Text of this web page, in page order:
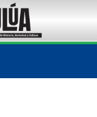
azúcar y los